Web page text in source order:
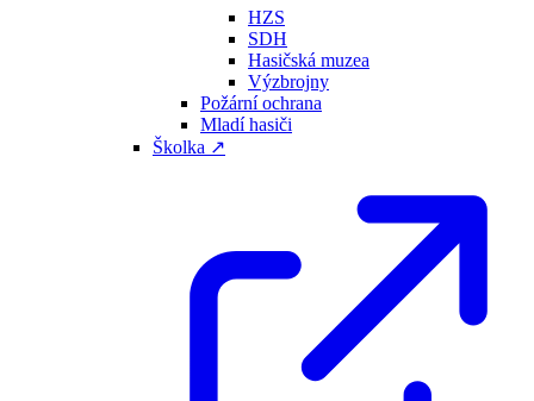
HZS
SDH
Hasičská muzea
Výzbrojny
Požární ochrana
Mladí hasiči
Školka ↗